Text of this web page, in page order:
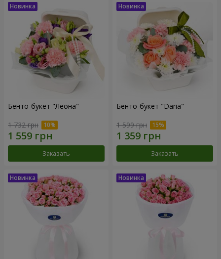
Бенто-букет "Леона"
1 732 грн
Заказать
Бенто-букет "Daria"
1 599 грн
Заказать